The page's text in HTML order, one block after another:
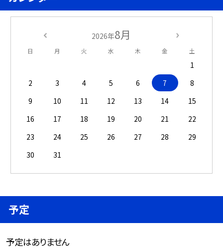
2026年8月
日 月 火 水 木 金 土
1
2
3 4 5 6 7
8
9
10 11 12 13 14
15
16
17 18 19 20 21
22
23
24 25 26 27 28
29
30
31
予定
予定はありません